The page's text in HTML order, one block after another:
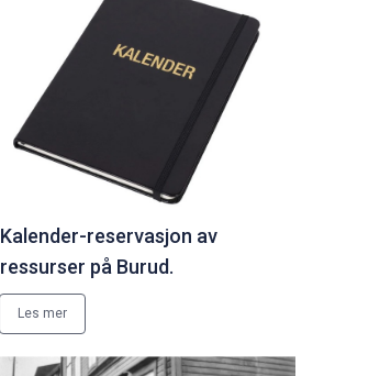
Kalender-reservasjon av
ressurser på Burud.
Les mer